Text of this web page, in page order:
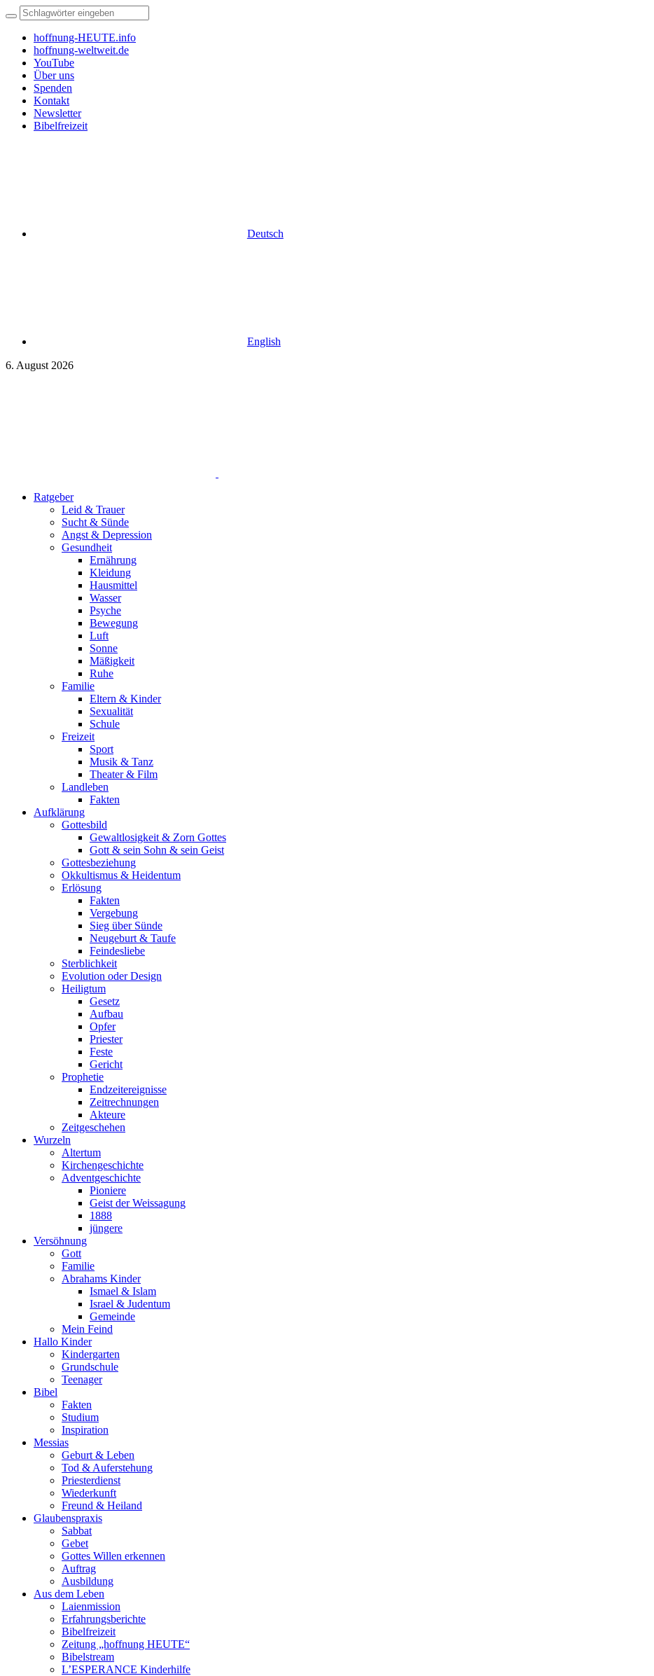
hoffnung-HEUTE.info
hoffnung-weltweit.de
YouTube
Über uns
Spenden
Kontakt
Newsletter
Bibelfreizeit
Deutsch
English
6. August 2026
Ratgeber
Leid & Trauer
Sucht & Sünde
Angst & Depression
Gesundheit
Ernährung
Kleidung
Hausmittel
Wasser
Psyche
Bewegung
Luft
Sonne
Mäßigkeit
Ruhe
Familie
Eltern & Kinder
Sexualität
Schule
Freizeit
Sport
Musik & Tanz
Theater & Film
Landleben
Fakten
Aufklärung
Gottesbild
Gewaltlosigkeit & Zorn Gottes
Gott & sein Sohn & sein Geist
Gottesbeziehung
Okkultismus & Heidentum
Erlösung
Fakten
Vergebung
Sieg über Sünde
Neugeburt & Taufe
Feindesliebe
Sterblichkeit
Evolution oder Design
Heiligtum
Gesetz
Aufbau
Opfer
Priester
Feste
Gericht
Prophetie
Endzeitereignisse
Zeitrechnungen
Akteure
Zeitgeschehen
Wurzeln
Altertum
Kirchengeschichte
Adventgeschichte
Pioniere
Geist der Weissagung
1888
jüngere
Versöhnung
Gott
Familie
Abrahams Kinder
Ismael & Islam
Israel & Judentum
Gemeinde
Mein Feind
Hallo Kinder
Kindergarten
Grundschule
Teenager
Bibel
Fakten
Studium
Inspiration
Messias
Geburt & Leben
Tod & Auferstehung
Priesterdienst
Wiederkunft
Freund & Heiland
Glaubenspraxis
Sabbat
Gebet
Gottes Willen erkennen
Auftrag
Ausbildung
Aus dem Leben
Laienmission
Erfahrungsberichte
Bibelfreizeit
Zeitung „hoffnung HEUTE“
Bibelstream
L’ESPERANCE Kinderhilfe